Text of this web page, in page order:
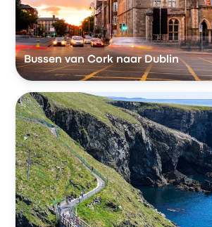
Bussen van Cork naar Dublin